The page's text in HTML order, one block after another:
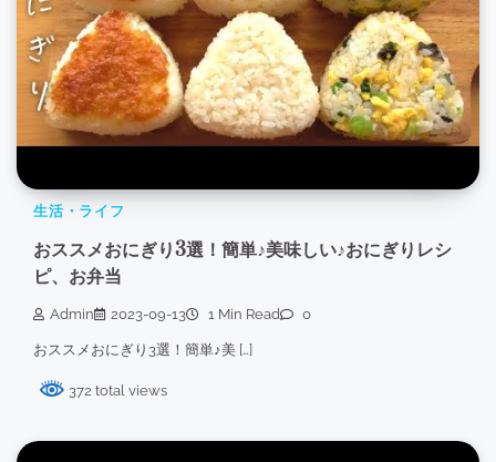
生活・ライフ
おススメおにぎり3選！簡単♪美味しい♪おにぎりレシ
ピ、お弁当
Admin 2023-09-13 1 Min Read 0
おススメおにぎり3選！簡単♪美 […]
372 total views